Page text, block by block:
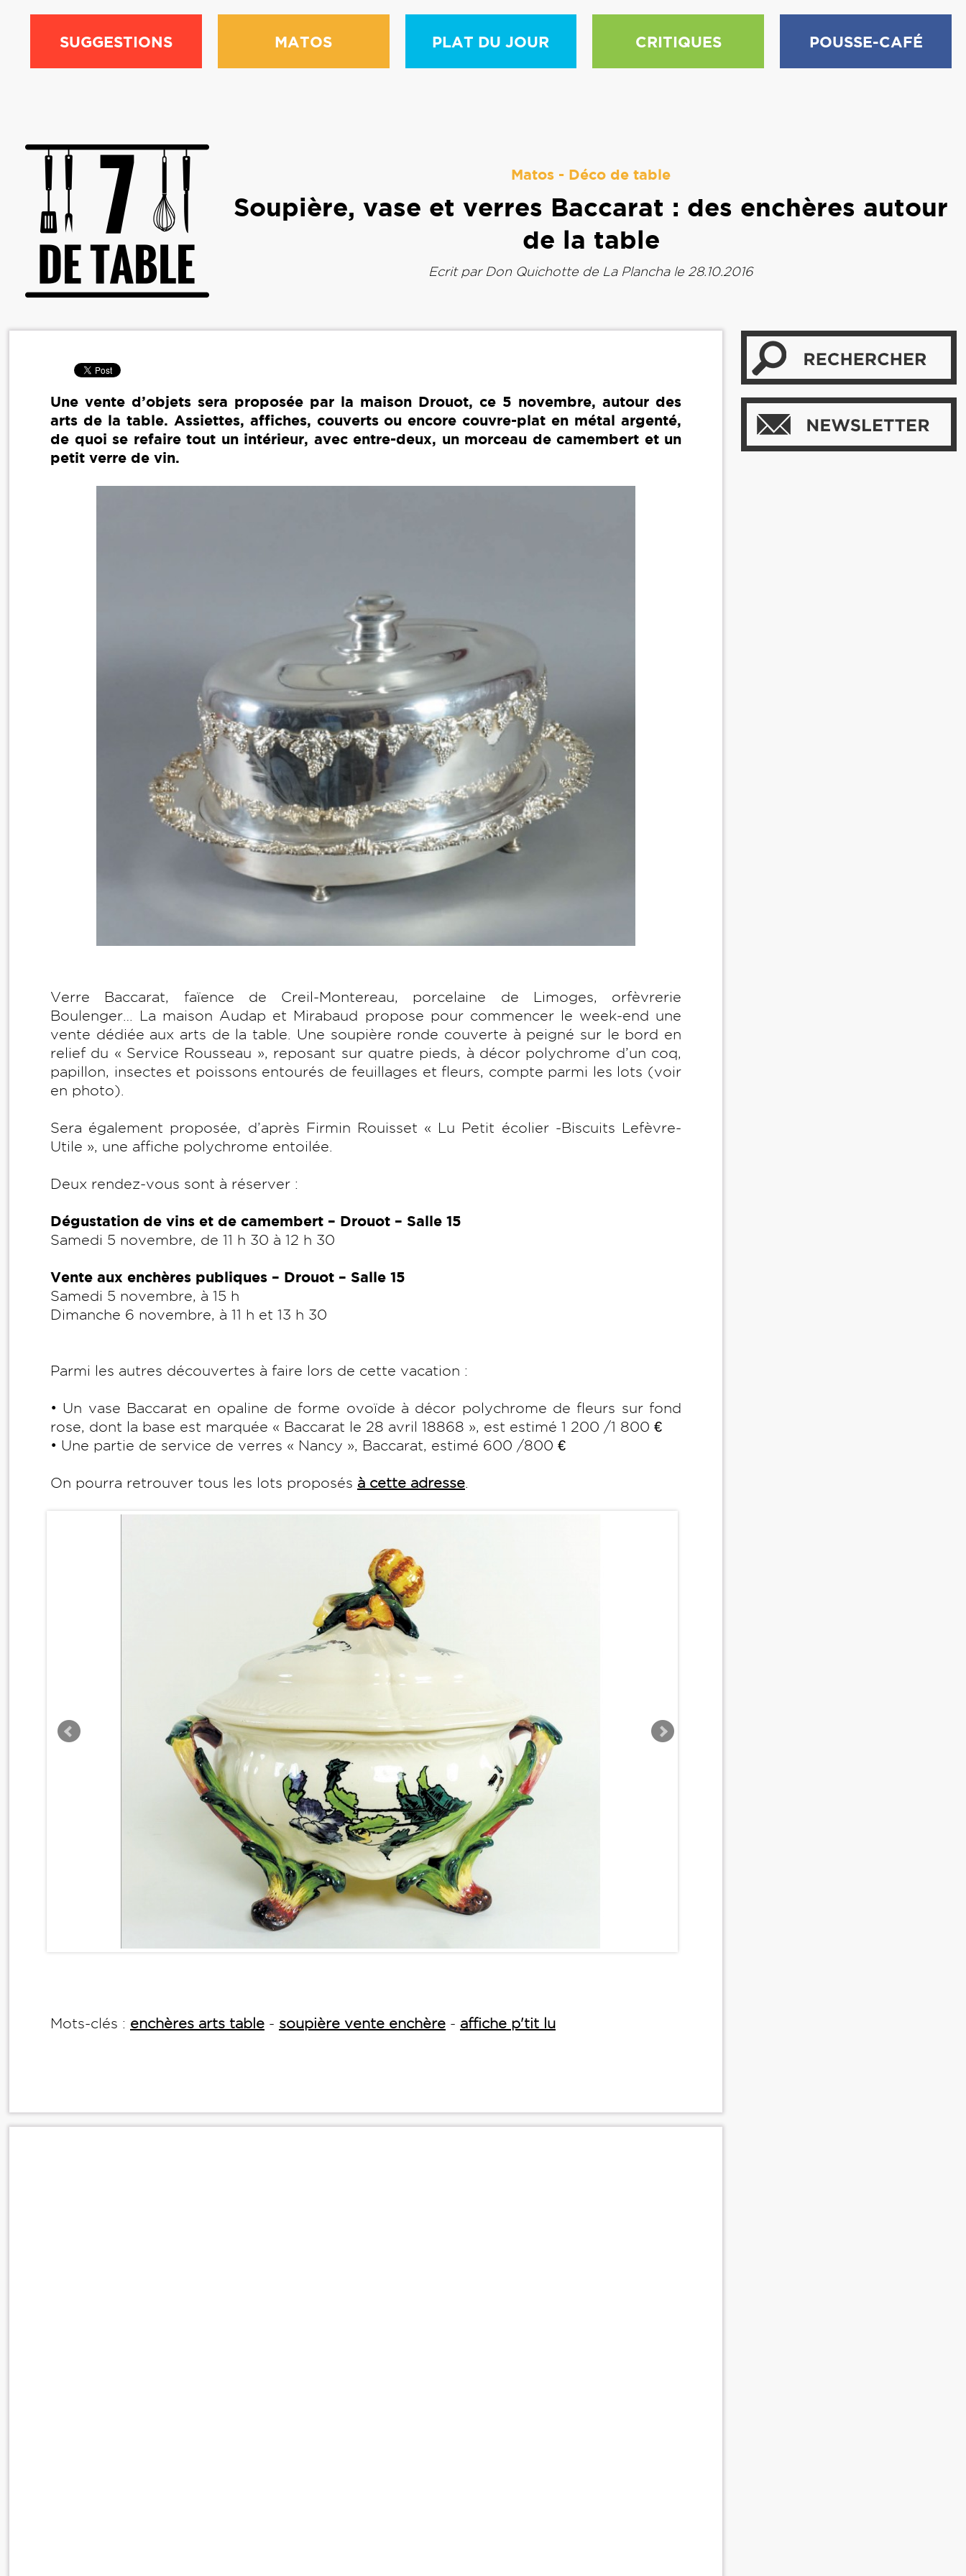
SUGGESTIONS MATOS PLAT DU JOUR CRITIQUES POUSSE-CAFÉ
Matos - Déco de table
Soupière, vase et verres Baccarat : des enchères autour
de la table
Ecrit par Don Quichotte de La Planchale 28.10.2016
Une vente d’objets sera proposée par la maison Drouot, ce 5 novembre, autour des
arts de la table. Assiettes, affiches, couverts ou encore couvre-plat en métal argenté,
de quoi se refaire tout un intérieur, avec entre-deux, un morceau de camembert et un
petit verre de vin.
Verre Baccarat, faïence de Creil-Montereau, porcelaine de Limoges, orfèvrerie
Boulenger… La maison Audap et Mirabaud propose pour commencer le week-end une
vente dédiée aux arts de la table. Une soupière ronde couverte à peigné sur le bord en
relief du « Service Rousseau », reposant sur quatre pieds, à décor polychrome d’un coq,
papillon, insectes et poissons entourés de feuillages et fleurs, compte parmi les lots (voir
en photo).
Sera également proposée, d’après Firmin Rouisset « Lu Petit écolier -Biscuits Lefèvre-
Utile », une affiche polychrome entoilée.
Deux rendez-vous sont à réserver :
Dégustation de vins et de camembert – Drouot – Salle 15
Samedi 5 novembre, de 11 h 30 à 12 h 30
Vente aux enchères publiques – Drouot – Salle 15
Samedi 5 novembre, à 15 h
Dimanche 6 novembre, à 11 h et 13 h 30
Parmi les autres découvertes à faire lors de cette vacation :
• Un vase Baccarat en opaline de forme ovoïde à décor polychrome de fleurs sur fond
rose, dont la base est marquée « Baccarat le 28 avril 18868 », est estimé 1 200 /1 800 €
• Une partie de service de verres « Nancy », Baccarat, estimé 600 /800 €
On pourra retrouver tous les lots proposés à cette adresse
Mots-clés : enchères arts table - soupière vente enchère - affiche p'tit lu